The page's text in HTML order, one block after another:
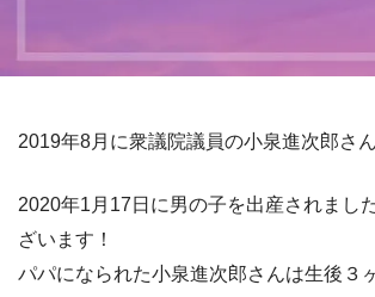
2019年8月に衆議院議員の小泉進次郎さ
2020年1月17日に男の子を出産されまし
ざいます！
パパになられた小泉進次郎さんは生後３